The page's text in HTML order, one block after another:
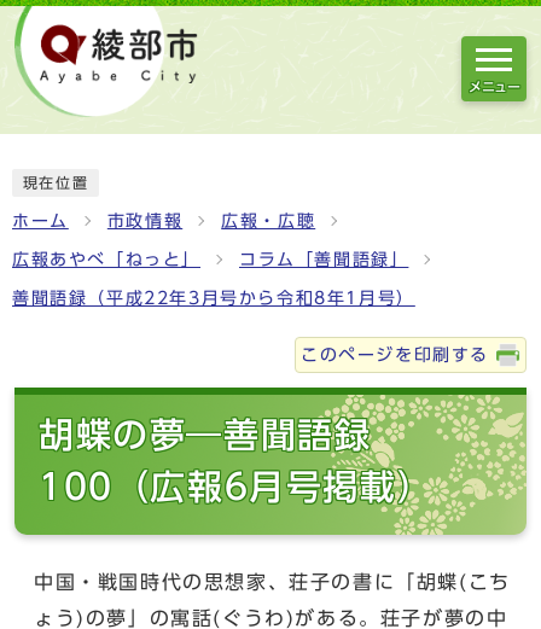
メニュー
現在位置
ホーム 市政情報 広報・広聴
広報あやべ「ねっと」 コラム「善聞語録」
善聞語録（平成22年3月号から令和8年1月号）
このページを印刷する
胡蝶の夢―善聞語録
100（広報6月号掲載）
中国・戦国時代の思想家、荘子の書に「胡蝶(こち
ょう)の夢」の寓話(ぐうわ)がある。荘子が夢の中